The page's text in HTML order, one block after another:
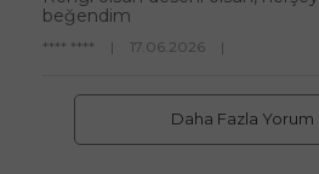
beğendim
**** **** | 17.06.2026 |
Daha Fazla